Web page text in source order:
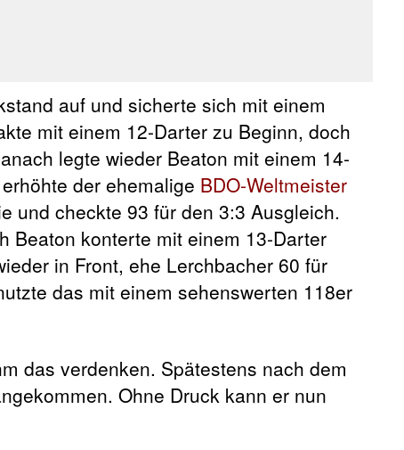
auf und sicherte sich mit einem
mit einem 12-Darter zu Beginn, doch
legte wieder Beaton mit einem 14-
der ehemalige BDO-Weltmeister
und checkte 93 für den 3:3 Ausgleich.
Beaton konterte mit einem 13-Darter
in Front, ehe Lerchbacher 60 für
das mit einem sehenswerten 118er
das verdenken. Spätestens nach dem
Ohne Druck kann er nun